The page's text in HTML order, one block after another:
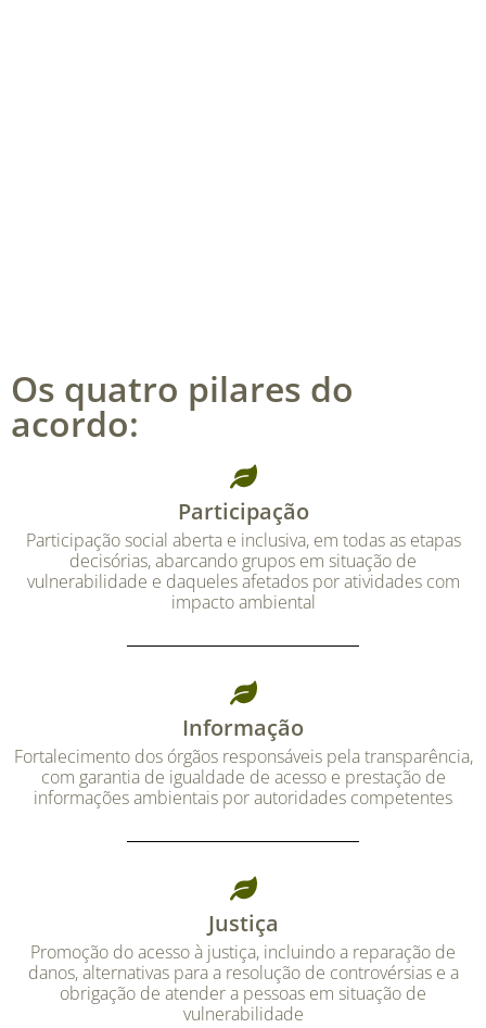
Os quatro pilares do
acordo:
Participação
Participação social aberta e inclusiva, em todas as etapas
decisórias, abarcando grupos em situação de
vulnerabilidade e daqueles afetados por atividades com
impacto ambiental
Informação
Fortalecimento dos órgãos responsáveis pela transparência,
com garantia de igualdade de acesso e prestação de
informações ambientais por autoridades competentes
Justiça
Promoção do acesso à justiça, incluindo a reparação de
danos, alternativas para a resolução de controvérsias e a
obrigação de atender a pessoas em situação de
vulnerabilidade